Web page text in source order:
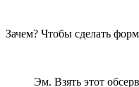
Зачем? Чтобы сделать
Эм. Взять этот